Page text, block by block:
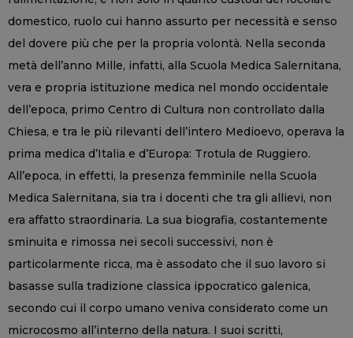
domestico, ruolo cui hanno assurto per necessità e senso
del dovere più che per la propria volontà. Nella seconda
metà dell’anno Mille, infatti, alla Scuola Medica Salernitana,
vera e propria istituzione medica nel mondo occidentale
dell’epoca, primo Centro di Cultura non controllato dalla
Chiesa, e tra le più rilevanti dell’intero Medioevo, operava la
prima medica d’Italia e d’Europa: Trotula de Ruggiero.
All’epoca, in effetti, la presenza femminile nella Scuola
Medica Salernitana, sia tra i docenti che tra gli allievi, non
era affatto straordinaria. La sua biografia, costantemente
sminuita e rimossa nei secoli successivi, non è
particolarmente ricca, ma è assodato che il suo lavoro si
basasse sulla tradizione classica ippocratico galenica,
secondo cui il corpo umano veniva considerato come un
microcosmo all’interno della natura. I suoi scritti,